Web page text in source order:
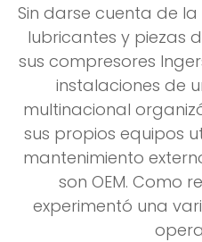
Sin darse cuenta de
lubricantes y piezas
sus compresores
instalaciones de
multinacional
sus propios equipos
mantenimiento
son OEM. Como
experimentó una